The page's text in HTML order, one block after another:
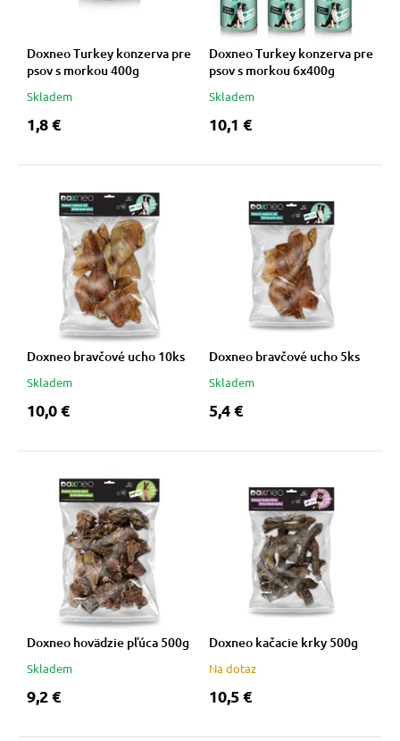
Doxneo Turkey konzerva pre
psov s morkou 400g
Skladem
1,8 €
Doxneo Turkey konzerva pre
psov s morkou 6x400g
Skladem
10,1 €
Doxneo bravčové ucho 10ks
Skladem
10,0 €
Doxneo bravčové ucho 5ks
Skladem
5,4 €
Doxneo hovädzie pľúca 500g
Skladem
9,2 €
Doxneo kačacie krky 500g
Na dotaz
10,5 €